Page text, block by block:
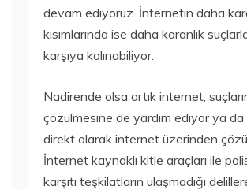
devam ediyoruz. İnternetin daha
kısımlarında ise daha karanlık
karşıya kalınabiliyor.
Nadirende olsa artık internet,
çözülmesine de yardım ediyor ya
direkt olarak internet üzerinden
İnternet kaynaklı kitle araçları ile
karşıtı teşkilatların ulaşmadığı